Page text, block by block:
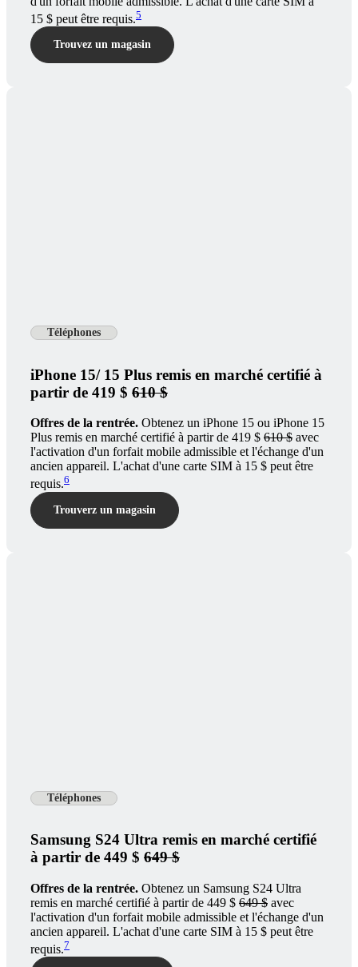
15 $ peut être requis.5
Trouvez un magasin
Téléphones
iPhone 15/ 15 Plus remis en marché certifié à
partir de 419 $ 610 $
Offres de la rentrée. Obtenez un iPhone 15 ou iPhone 15
Plus remis en marché certifié à partir de 419 $ 610 $ avec
l'activation d'un forfait mobile admissible et l'échange d'un
ancien appareil. L'achat d'une carte SIM à 15 $ peut être
requis.6
Trouverz un magasin
Téléphones
Samsung S24 Ultra remis en marché certifié
à partir de 449 $ 649 $
Offres de la rentrée. Obtenez un Samsung S24 Ultra
remis en marché certifié à partir de 449 $ 649 $ avec
l'activation d'un forfait mobile admissible et l'échange d'un
ancien appareil. L'achat d'une carte SIM à 15 $ peut être
requis.7